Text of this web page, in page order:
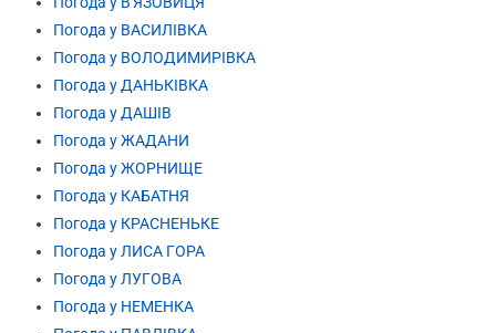
Погода у ВАСИЛІВКА
Погода у ВОЛОДИМИРІВКА
Погода у ДАНЬКІВКА
Погода у ДАШІВ
Погода у ЖАДАНИ
Погода у ЖОРНИЩЕ
Погода у КАБАТНЯ
Погода у КРАСНЕНЬКЕ
Погода у ЛИСА ГОРА
Погода у ЛУГОВА
Погода у НЕМЕНКА